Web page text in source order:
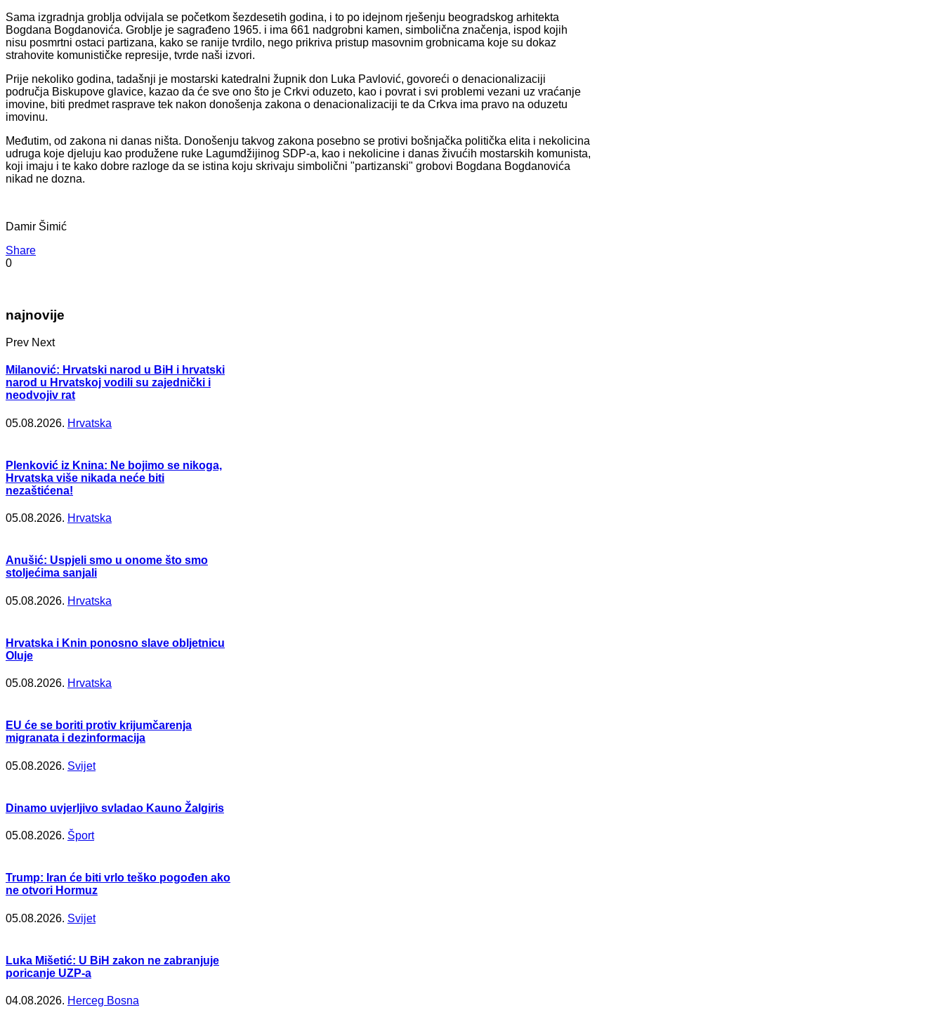
Sama izgradnja groblja odvijala se početkom šezdesetih godina, i to po idejnom rješenju beogradskog arhitekta
Bogdana Bogdanovića. Groblje je sagrađeno 1965. i ima 661 nadgrobni kamen, simbolična značenja, ispod kojih
nisu posmrtni ostaci partizana, kako se ranije tvrdilo, nego prikriva pristup masovnim grobnicama koje su dokaz
strahovite komunističke represije, tvrde naši izvori.
Prije nekoliko godina, tadašnji je mostarski katedralni župnik don Luka Pavlović, govoreći o denacionalizaciji
područja Biskupove glavice, kazao da će sve ono što je Crkvi oduzeto, kao i povrat i svi problemi vezani uz vraćanje
imovine, biti predmet rasprave tek nakon donošenja zakona o denacionalizaciji te da Crkva ima pravo na oduzetu
imovinu.
Međutim, od zakona ni danas ništa. Donošenju takvog zakona posebno se protivi bošnjačka politička elita i nekolicina
udruga koje djeluju kao produžene ruke Lagumdžijinog SDP-a, kao i nekolicine i danas živućih mostarskih komunista,
koji imaju i te kako dobre razloge da se istina koju skrivaju simbolični "partizanski" grobovi Bogdana Bogdanovića
nikad ne dozna.
Damir Šimić
Share
0
najnovije
Prev Next
Milanović: Hrvatski narod u BiH i hrvatski
narod u Hrvatskoj vodili su zajednički i
neodvojiv rat
05.08.2026. Hrvatska
Plenković iz Knina: Ne bojimo se nikoga,
Hrvatska više nikada neće biti
nezaštićena!
05.08.2026. Hrvatska
Anušić: Uspjeli smo u onome što smo
stoljećima sanjali
05.08.2026. Hrvatska
Hrvatska i Knin ponosno slave obljetnicu
Oluje
05.08.2026. Hrvatska
EU će se boriti protiv krijumčarenja
migranata i dezinformacija
05.08.2026. Svijet
Dinamo uvjerljivo svladao Kauno Žalgiris
05.08.2026. Šport
Trump: Iran će biti vrlo teško pogođen ako
ne otvori Hormuz
05.08.2026. Svijet
Luka Mišetić: U BiH zakon ne zabranjuje
poricanje UZP-a
04.08.2026. Herceg Bosna